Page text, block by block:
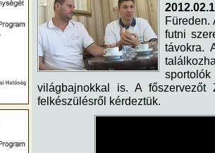
Füreden.
futni
távokra.
világbajnokkal is. A
felkészülésről kérdeztük.